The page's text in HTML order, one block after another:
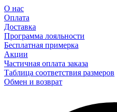
О нас
Оплата
Доставка
Программа лояльности
Бесплатная примерка
Акции
Частичная оплата заказа
Таблица соответствия размеров
Обмен и возврат